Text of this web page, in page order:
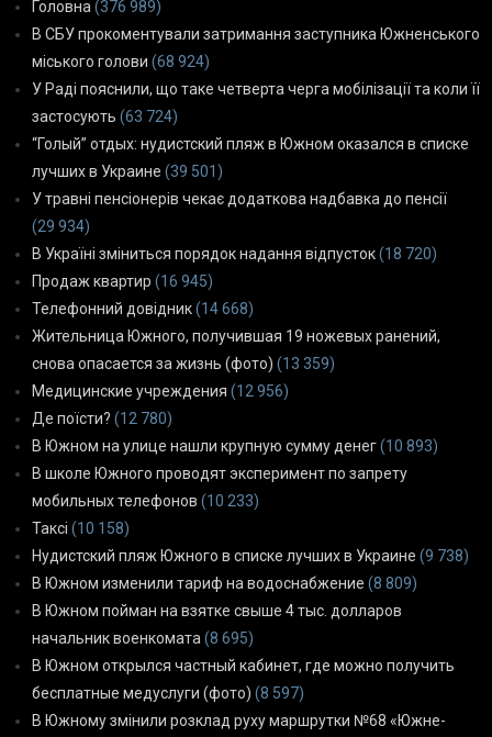
Головна (376 989)
В СБУ прокоментували затримання заступника Южненського
міського голови (68 924)
У Раді пояснили, що таке четверта черга мобілізації та коли її
застосують (63 724)
“Голый” отдых: нудистский пляж в Южном оказался в списке
лучших в Украине (39 501)
У травні пенсіонерів чекає додаткова надбавка до пенсії
(29 934)
В Україні зміниться порядок надання відпусток(18 720)
Продаж квартир (16 945)
Телефонний довідник(14 668)
Жительница Южного, получившая 19 ножевых ранений,
снова опасается за жизнь (фото) (13 359)
Медицинские учреждения (12 956)
Де поїсти? (12 780)
В Южном на улице нашли крупную сумму денег(10 893)
В школе Южного проводят эксперимент по запрету
мобильных телефонов (10 233)
Таксі (10 158)
Нудистский пляж Южного в списке лучших в Украине (9 738)
В Южном изменили тариф на водоснабжение (8 809)
В Южном пойман на взятке свыше 4 тыс. долларов
начальник военкомата (8 695)
В Южном открылся частный кабинет, где можно получить
бесплатные медуслуги (фото) (8 597)
В Южному змінили розклад руху маршрутки №68 «Южне-